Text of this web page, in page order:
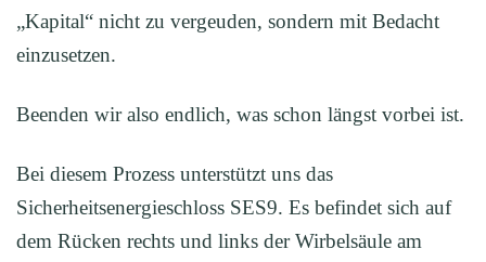
„Kapital“ nicht zu vergeuden, sondern mit Bedacht
einzusetzen.
Beenden wir also endlich, was schon längst vorbei ist.
Bei diesem Prozess unterstützt uns das
Sicherheitsenergieschloss SES9. Es befindet sich auf
dem Rücken rechts und links der Wirbelsäule am